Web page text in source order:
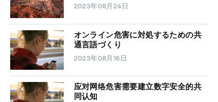
2023年08月24日
オンライン危害に対処するための共
通言語づくり
2023年08月16日
应对网络危害需要建立数字安全的共
同认知